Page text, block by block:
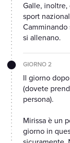
Galle,
sport
si allenano.
GIORNO 2
Il giorno
(dovete
persona).
Mirissa è un
giorno in